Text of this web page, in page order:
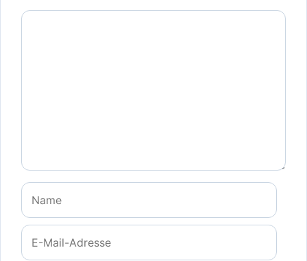
Kommentar
Name
E-
Mail-